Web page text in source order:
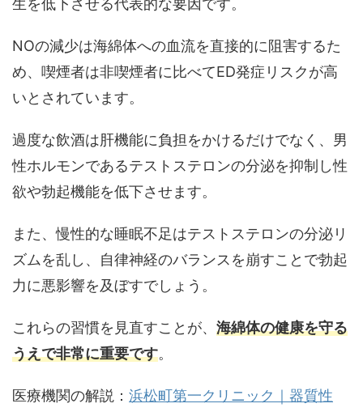
生を低下させる代表的な要因です。
NOの減少は海綿体への血流を直接的に阻害するた
め、 喫煙者は非喫煙者に比べてED発症リスクが高
いとされています。
過度な飲酒は肝機能に負担をかけるだけでなく、男
性ホルモンであるテストステロンの分泌を抑制し性
欲や勃起機能を低下させます。
また、慢性的な睡眠不足はテストステロンの分泌リ
ズムを乱し、自律神経のバランスを崩すことで勃起
力に悪影響を及ぼすでしょう。
これらの習慣を見直すことが、 海綿体の健康を守る
うえで非常に重要です。
医療機関の解説： 浜松町第一クリニック｜器質性